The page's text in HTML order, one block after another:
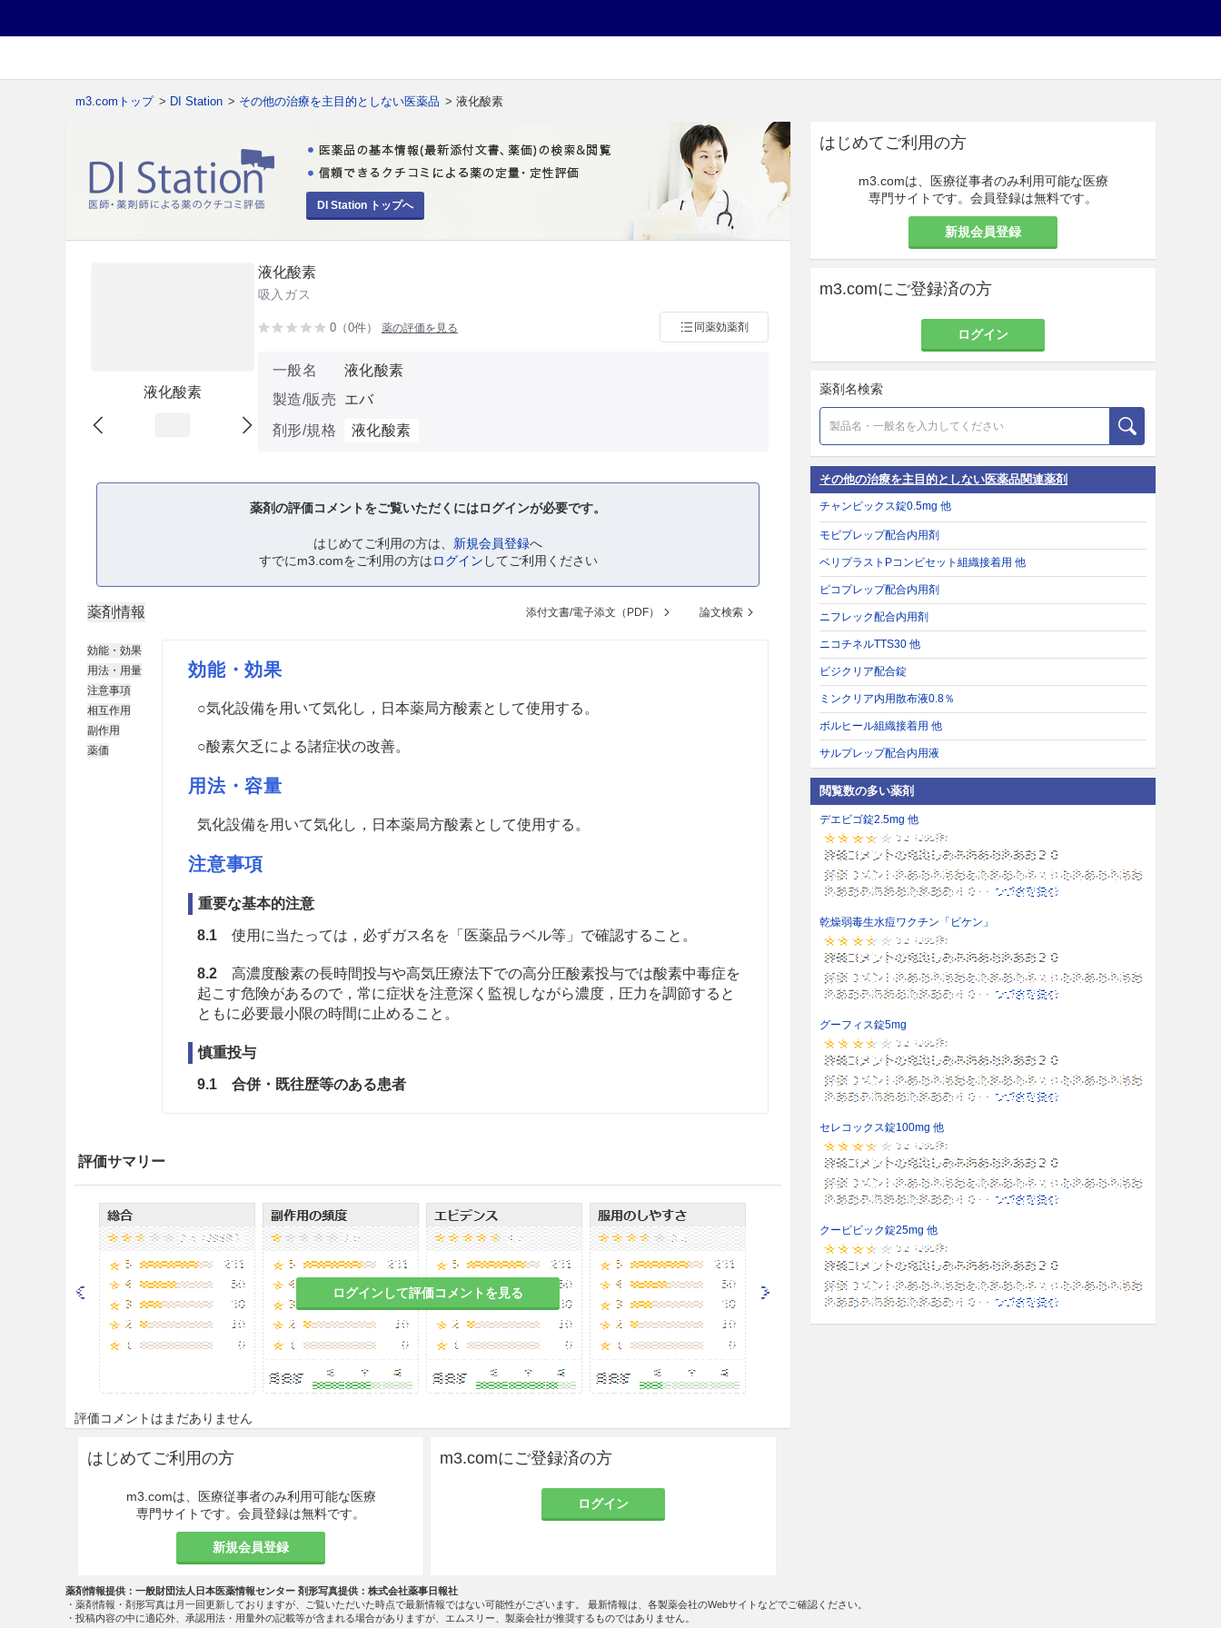
m3.comトップ > DI Station > その他の治療を主目的としない医薬品 > 液化酸素
DI Station トップへ
液化酸素
液化酸素
吸入ガス
0（0件） 薬の評価を見る 同薬効薬剤
一般名
液化酸素
製造/販売
エバ
剤形/規格
液化酸素
薬剤の評価コメントをご覧いただくにはログインが必要です。
はじめてご利用の方は、 新規会員登録へ
すでにm3.comをご利用の方はログイン してご利用ください
薬剤情報 添付文書/電子添文（PDF） 論文検索
効能・効果
用法・用量
注意事項
相互作用
副作用
薬価
効能・効果
○気化設備を用いて気化し，日本薬局方酸素として使用する。
○酸素欠乏による諸症状の改善。
用法・容量
気化設備を用いて気化し，日本薬局方酸素として使用する。
注意事項
重要な基本的注意
8.1使用に当たっては，必ずガス名を「医薬品ラベル等」で確認すること。
8.2高濃度酸素の長時間投与や高気圧療法下での高分圧酸素投与では酸素中毒症を
起こす危険があるので，常に症状を注意深く監視しながら濃度，圧力を調節すると
ともに必要最小限の時間に止めること。
慎重投与
9.1 合併・既往歴等のある患者
工呼吸法の適用も考慮する。また間欠的投与は避けた方がよい。高濃度酸素の吸
入によって呼吸量低下又は停止，あるいはCO
ナルコーシスの状態に陥る危険性
がある 。
9.5 妊婦
妊婦又は妊娠している可能性のある女性の高気圧酸素療法は，治療上の有益性が
危険性を上回ると判断される場合にのみ実施すること。マウスの高分圧酸素への
曝露実験で催奇形性と染色体異常の誘発が報告されている 。
9.7 小児等
定して8.0〜10.7kPa（60〜80Torr）の範囲を保つことが望ましい。未熟児網膜症
を起こすことがある。
9.7.2 超低出生体重児
酸素の投与期間が長いほど肝芽腫発生率が高くなるとの疫学的調査報告がある
評価サマリー
ログインして評価コメントを見る
評価コメントはまだありません
はじめてご利用の方
m3.comは、医療従事者のみ利用可能な医療
専門サイトです。会員登録は無料です。
新規会員登録
m3.comにご登録済の方
ログイン
はじめてご利用の方
m3.comは、医療従事者のみ利用可能な医療
専門サイトです。会員登録は無料です。
新規会員登録
m3.comにご登録済の方
ログイン
薬剤名検索
その他の治療を主目的としない医薬品関連薬剤
チャンピックス錠0.5mg 他
モビプレップ配合内用剤
ベリプラストPコンビセット組織接着用 他
ピコプレップ配合内用剤
ニフレック配合内用剤
ニコチネルTTS30 他
ビジクリア配合錠
ミンクリア内用散布液0.8％
ボルヒール組織接着用 他
サルプレップ配合内用液
閲覧数の多い薬剤
デエビゴ錠2.5mg 他
乾燥弱毒生水痘ワクチン「ビケン」
グーフィス錠5mg
セレコックス錠100mg 他
クービビック錠25mg 他
薬剤情報提供：一般財団法人日本医薬情報センター 剤形写真提供：株式会社薬事日報社
・薬剤情報・剤形写真は月一回更新しておりますが、ご覧いただいた時点で最新情報ではない可能性がございます。 最新情報は、各製薬会社のWebサイトなどでご確認ください。
・投稿内容の中に適応外、承認用法・用量外の記載等が含まれる場合がありますが、エムスリー、製薬会社が推奨するものではありません。